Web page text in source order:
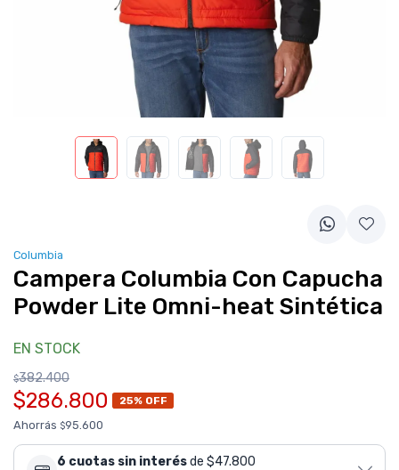
Columbia
Campera Columbia Con Capucha
Powder Lite Omni-heat Sintética
EN STOCK
$382.400
$286.800 25% OFF
Ahorrás $95.600
6 cuotas sin interésde $47.800